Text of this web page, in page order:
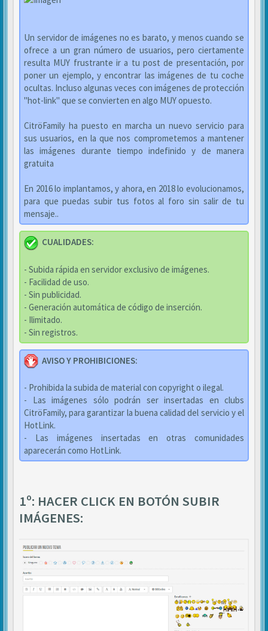
Un servidor de imágenes no es barato, y menos cuando se
ofrece a un gran número de usuarios, pero ciertamente
resulta MUY frustrante ir a tu post de presentación, por
poner un ejemplo, y encontrar las imágenes de tu coche
ocultas. Incluso algunas veces con imágenes de protección
"hot-link" que se convierten en algo MUY opuesto.
CitröFamily ha puesto en marcha un nuevo servicio para
sus usuarios, en la que nos comprometemos a mantener
las imágenes durante tiempo indefinido y de manera
gratuita
En 2016 lo implantamos, y ahora, en 2018 lo evolucionamos,
para que puedas subir tus fotos al foro sin salir de tu
mensaje..
CUALIDADES:
- Subida rápida en servidor exclusivo de imágenes.
- Facilidad de uso.
- Sin publicidad.
- Generación automática de código de inserción.
- Ilimitado.
- Sin registros.
AVISO Y PROHIBICIONES:
- Prohibida la subida de material con copyright o ilegal.
- Las imágenes sólo podrán ser insertadas en clubs
CitröFamily, para garantizar la buena calidad del servicio y el
HotLink.
- Las imágenes insertadas en otras comunidades
aparecerán como HotLink.
1º: HACER CLICK EN BOTÓN SUBIR
IMÁGENES: